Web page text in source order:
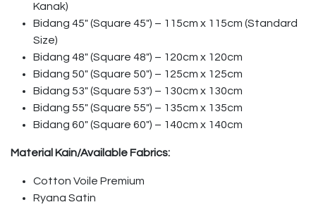
Kanak)
Bidang 45″ (Square 45″) – 115cm x 115cm (Standard
Size)
Bidang 48″ (Square 48″) – 120cm x 120cm
Bidang 50″ (Square 50″) – 125cm x 125cm
Bidang 53″ (Square 53″) – 130cm x 130cm
Bidang 55″ (Square 55″) – 135cm x 135cm
Bidang 60″ (Square 60″) – 140cm x 140cm
Material Kain/Available Fabrics:
Cotton Voile Premium
Ryana Satin